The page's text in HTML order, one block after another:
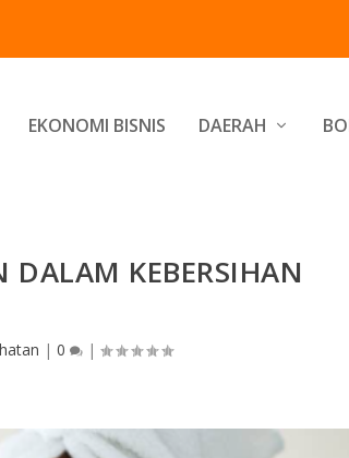
EKONOMI BISNIS DAERAH
DALAM KEBERSIHAN
| 0 |